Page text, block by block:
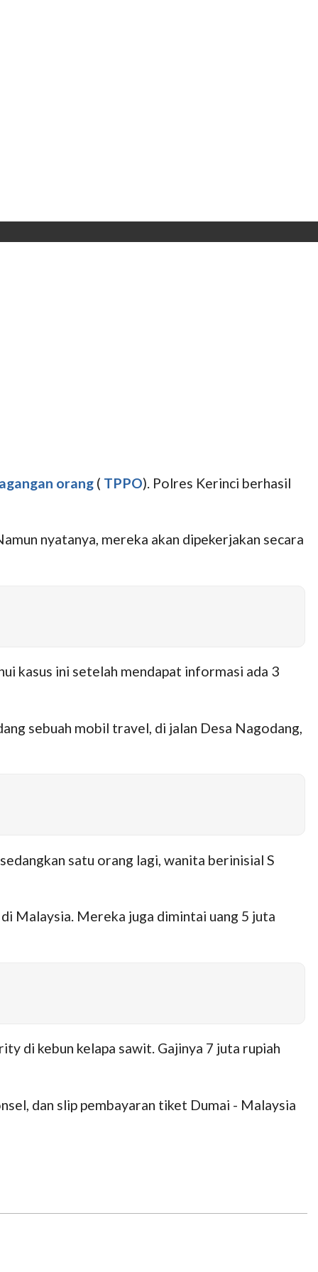
orang ( TPPO). Polres Kerinci berhasil
nyatanya, mereka akan dipekerjakan secara
kasus ini setelah mendapat informasi ada 3
sebuah mobil travel, di jalan Desa Nagodang,
satu orang lagi, wanita berinisial S
Malaysia. Mereka juga dimintai uang 5 juta
di kebun kelapa sawit. Gajinya 7 juta rupiah
dan slip pembayaran tiket Dumai - Malaysia